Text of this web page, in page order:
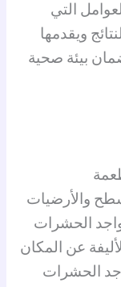
التي
ويقدمها
بيئة صحية
والأرضيات
الحشرات
عن المكان
الحشرات